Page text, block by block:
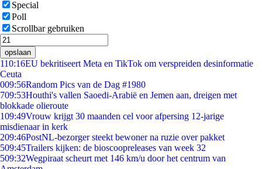
Special
Poll
Scrollbar gebruiken
opslaan
110:16EU bekritiseert Meta en TikTok om verspreiden desinformatie
Ceuta
009:56Random Pics van de Dag #1980
709:53Houthi's vallen Saoedi-Arabië en Jemen aan, dreigen met
blokkade olieroute
109:49Vrouw krijgt 30 maanden cel voor afpersing 12-jarige
misdienaar in kerk
209:46PostNL-bezorger steekt bewoner na ruzie over pakket
509:45Trailers kijken: de bioscoopreleases van week 32
509:32Wegpiraat scheurt met 146 km/u door het centrum van